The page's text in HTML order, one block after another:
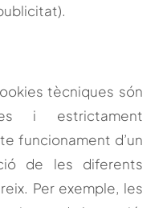
tècniques són
i estrictament
funcionament d’un
de les diferents
Per exemple, les